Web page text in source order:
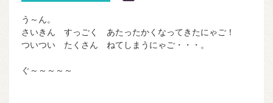
う～ん。
さいきん すっごく あたったかくなってきたにゃご！
ついつい たくさん ねてしまうにゃご・・・。
ぐ～～～～～